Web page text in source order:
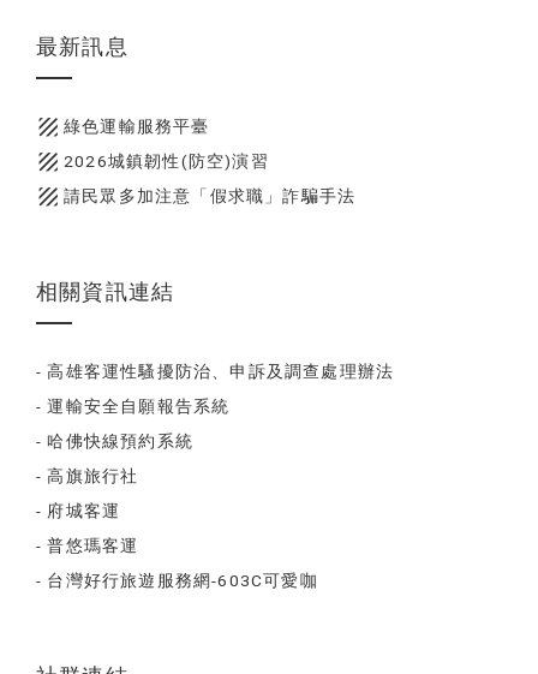
最新訊息
texture 綠色運輸服務平臺
texture 2026城鎮韌性(防空)演習
texture 請民眾多加注意「假求職」詐騙手法
相關資訊連結
- 高雄客運性騷擾防治、申訴及調查處理辦法
- 運輸安全自願報告系統
- 哈佛快線預約系統
- 高旗旅行社
- 府城客運
- 普悠瑪客運
- 台灣好行旅遊服務網-603C可愛咖